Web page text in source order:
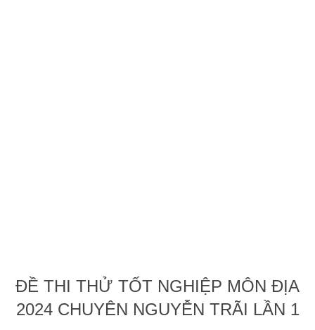
ĐỀ THI THỬ TỐT NGHIỆP MÔN ĐỊA
2024 CHUYÊN NGUYỄN TRÃI LẦN 1